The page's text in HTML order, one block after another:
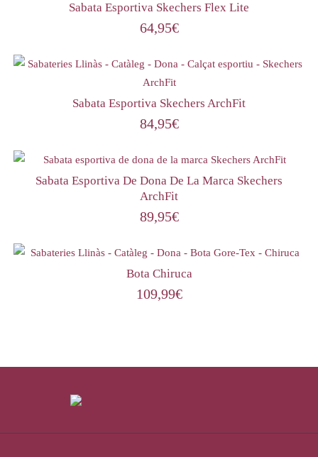
Sabata Esportiva Skechers Flex Lite
64,95€
Sabata Esportiva Skechers ArchFit
84,95€
Sabata Esportiva De Dona De La Marca Skechers
ArchFit
89,95€
Bota Chiruca
109,99€